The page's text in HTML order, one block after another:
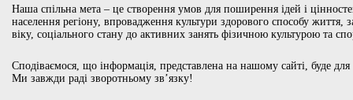
Наша спільна мета – це створення умов для поширення ідей і
населення регіону, впровадження культури здорового способу життя,
віку, соціального стану до активних занять фізичною культурою та
Сподіваємося, що інформація, представлена на нашому сайті, буде
Ми завжди раді зворотньому зв’язку!